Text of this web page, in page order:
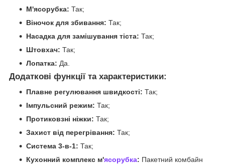
М'ясорубка: Так;
Віночок для збивання: Так;
Насадка для замішування тіста: Так;
Штовхач: Так;
Лопатка: Да.
Додаткові функції та характеристики:
Плавне регулювання швидкості: Так;
Імпульсний режим: Так;
Протиковзні ніжки: Так;
Захист від перегрівання: Так;
Система 3-в-1: Так;
Кухонний комплекс м'ясорубка: Пакетний комбайн